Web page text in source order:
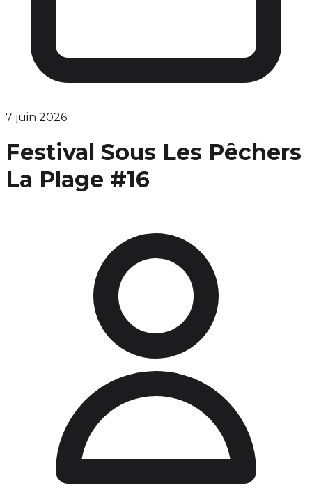
7 juin 2026
Festival Sous Les Pêchers
La Plage #16